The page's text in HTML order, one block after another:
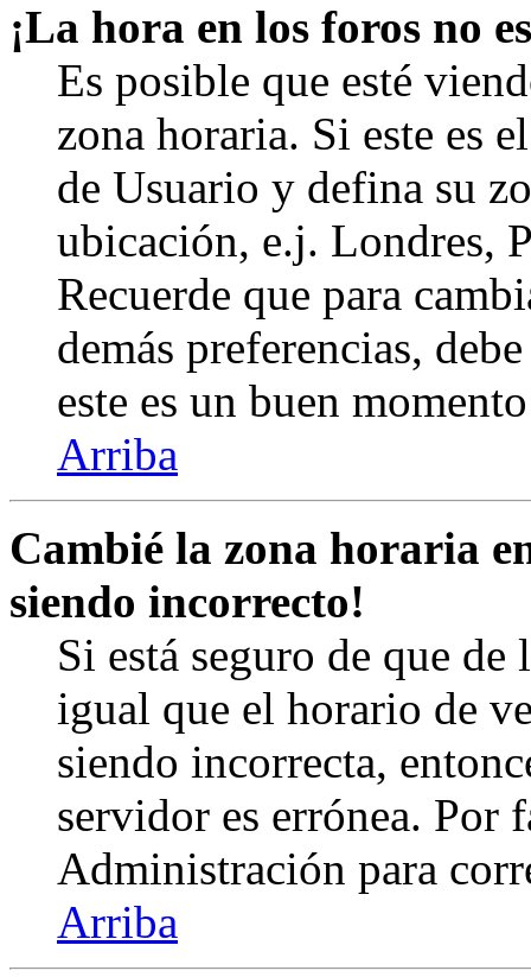
¡La hora en los foros no
Es posible que esté
zona horaria. Si este es
de Usuario y defina su
ubicación, e.j. Londres,
Recuerde que para
demás preferencias,
este es un buen
Arriba
Cambié la zona horaria
siendo incorrecto!
Si está seguro de que
igual que el horario de
siendo incorrecta,
servidor es errónea. Por
Administración para
Arriba